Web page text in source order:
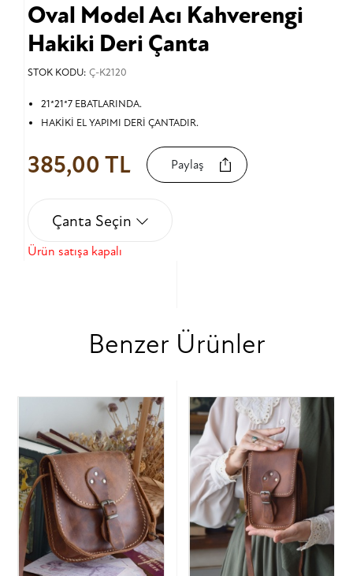
Oval Model Acı Kahverengi
Hakiki Deri Çanta
STOK KODU: Ç-K2120
21*21*7 EBATLARINDA.
HAKİKİ EL YAPIMI DERİ ÇANTADIR.
385,00 TL Paylaş
Çanta Seçin
Ürün satışa kapalı
Benzer Ürünler